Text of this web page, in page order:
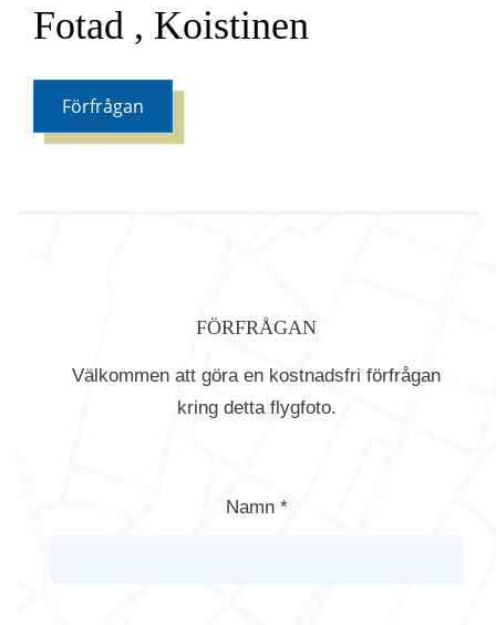
Fotad , Koistinen
Förfrågan
FÖRFRÅGAN
Välkommen att göra en kostnadsfri förfrågan
kring detta flygfoto.
Namn *